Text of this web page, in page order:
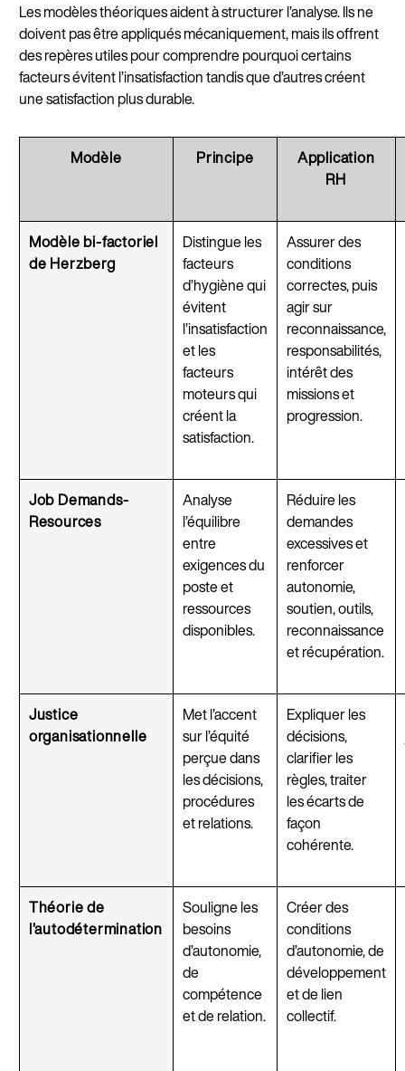
Les modèles théoriques aident à structurer l’analyse. Ils ne
doivent pas être appliqués mécaniquement, mais ils offrent
des repères utiles pour comprendre pourquoi certains
facteurs évitent l’insatisfaction tandis que d’autres créent
une satisfaction plus durable.
Modèle Principe
Application
RH
Modèle bi-factoriel
de Herzberg
Distingue les
facteurs
d’hygiène qui
évitent
l’insatisfaction
et les
facteurs
moteurs qui
créent la
satisfaction.
Assurer des
conditions
correctes, puis
agir sur
reconnaissance,
responsabilités,
intérêt des
missions et
progression.
Job Demands-
Resources
Analyse
l’équilibre
entre
exigences du
poste et
ressources
disponibles.
Réduire les
demandes
excessives et
renforcer
autonomie,
soutien, outils,
reconnaissance
et récupération.
Justice
organisationnelle
Met l’accent
sur l’équité
perçue dans
les décisions,
procédures
et relations.
Expliquer les
décisions,
clarifier les
règles, traiter
les écarts de
façon
cohérente.
Théorie de
l’autodétermination
Souligne les
besoins
d’autonomie,
de
compétence
et de relation.
Créer des
conditions
d’autonomie, de
développement
et de lien
collectif.